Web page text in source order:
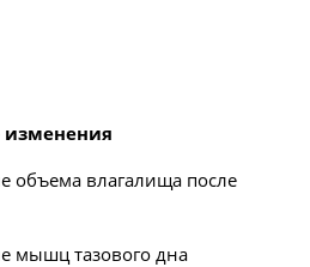
изменения
объема влагалища после
мышц тазового дна